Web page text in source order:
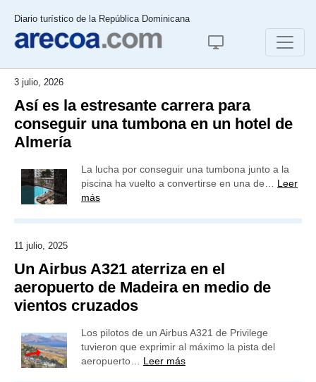
Diario turístico de la República Dominicana
3 julio, 2026
Así es la estresante carrera para
conseguir una tumbona en un hotel de
Almería
La lucha por conseguir una tumbona junto a la
piscina ha vuelto a convertirse en una de… Leer
más
11 julio, 2025
Un Airbus A321 aterriza en el
aeropuerto de Madeira en medio de
vientos cruzados
Los pilotos de un Airbus A321 de Privilege
tuvieron que exprimir al máximo la pista del
aeropuerto… Leer más